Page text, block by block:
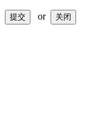
提交 or 关闭